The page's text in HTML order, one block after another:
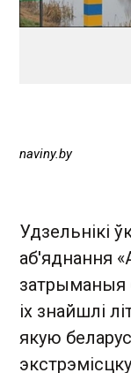
naviny.by
Удзельнікі
аб'яднання
затрыманыя
іх знайшлі
якую